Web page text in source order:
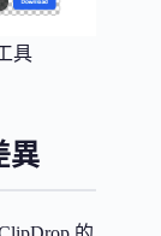
具
異